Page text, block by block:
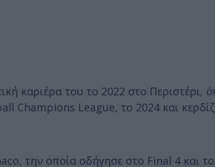
καριέρα του το 2022 στο Περιστέρι,
Champions League, το 2024 και
την οποία οδήγησε στο Final 4 και